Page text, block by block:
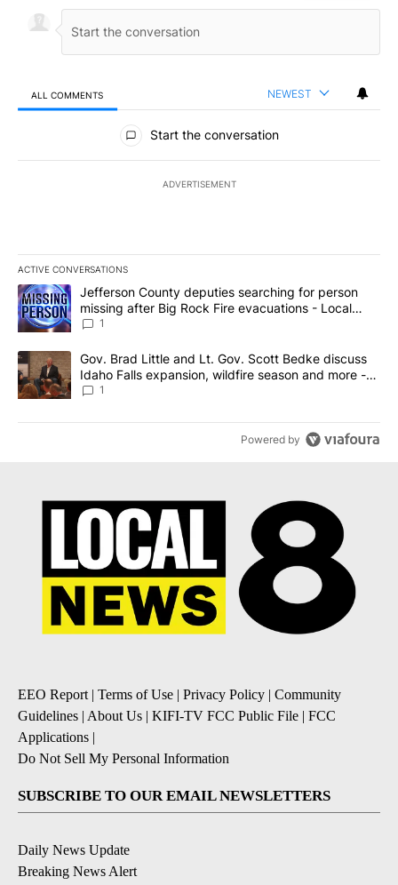
ALL COMMENTS NEWEST
All Comments
Start the conversation
ADVERTISEMENT
ACTIVE CONVERSATIONS
The following is a list of the most commented articles in the last
A trending article titled "Jefferson County deputies searching
Jefferson County deputies searching for person
missing after Big Rock Fire evacuations - Local
News 8
1
A trending article titled "Gov. Brad Little and Lt. Gov. Scott
Gov. Brad Little and Lt. Gov. Scott Bedke discuss
Idaho Falls expansion, wildfire season and more -
Local News 8
1
Powered by
EEO Report| Terms of Use | Privacy Policy | Community
Guidelines | About Us | KIFI-TV FCC Public File | FCC
Applications |
Do Not Sell My Personal Information
SUBSCRIBE TO OUR EMAIL NEWSLETTERS
Daily News Update
Breaking News Alert